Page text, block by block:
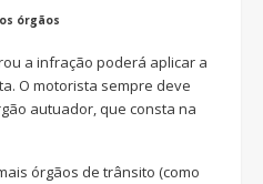
órgãos
a infração poderá aplicar a
O motorista sempre deve
autuador, que consta na
órgãos de trânsito (como